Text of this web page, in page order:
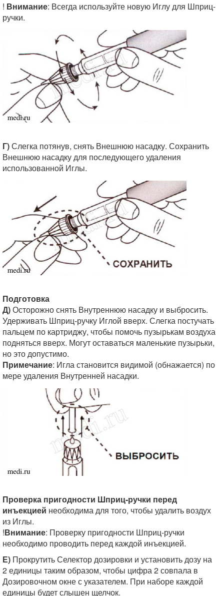
! Внимание: Всегда используйте новую Иглу для Шприц-
ручки.
Г)Слегка потянув, снять Внешнюю насадку. Сохранить
Внешнюю насадку для последующего удаления
использованной Иглы.
Подготовка
Д)Осторожно снять Внутреннюю насадку и выбросить.
Удерживать Шприц-ручку Иглой вверх. Слегка постучать
пальцем по картриджу, чтобы помочь пузырькам воздуха
подняться вверх. Могут оставаться маленькие пузырьки,
но это допустимо.
Примечание: Игла становится видимой (обнажается) по
мере удаления Внутренней насадки.
Проверка пригодности Шприц-ручки перед
инъекцией необходима для того, чтобы удалить воздух
из Иглы.
!Внимание: Проверку пригодности Шприц-ручки
необходимо проводить перед каждой инъекцией.
Е) Прокрутить Селектор дозировки и установить дозу на
2 единицы таким образом, чтобы цифра 2 совпала в
Дозировочном окне с указателем. При наборе каждой
единицы будет слышен щелчок.